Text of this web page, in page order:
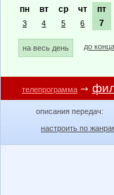
пн вт ср чт пт
3 4 5 6 7
на весь день до
телепрограмма
описания передач:
настроить по